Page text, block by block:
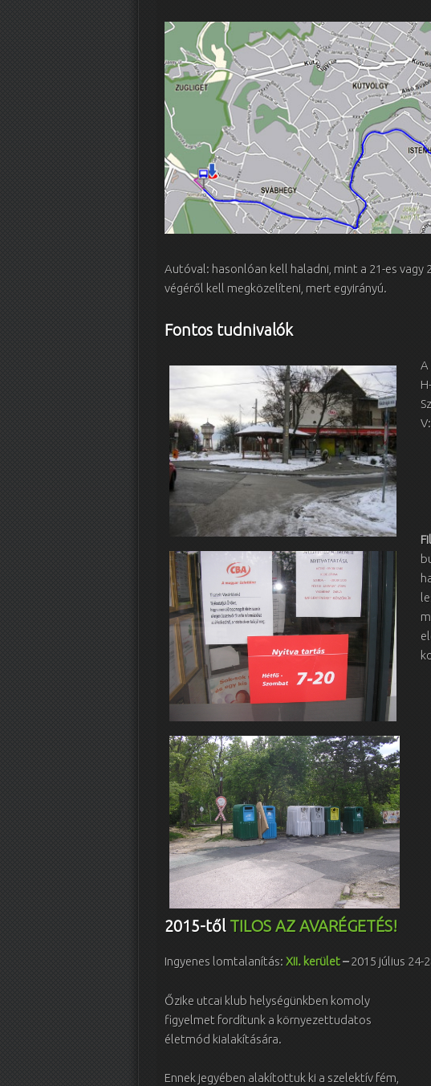
Autóval: hasonlóan kell haladni, mint a 21-es
végéről kell megközelíteni, mert egyirányú.
Fontos tudnivalók
A
2015-től TILOS AZ AVARÉGETÉS!
Ingyenes lomtalanítás: XII. kerület–2015 július 24-
Őzike utcai klub helységünkben komoly
figyelmet fordítunk a környezettudatos
életmód kialakítására.
Ennek jegyében alakítottuk ki a szelektív fém,